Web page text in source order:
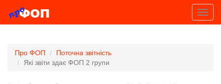
Про ФОП
Поточна звітність
Які звіти здає ФОП 2 групи